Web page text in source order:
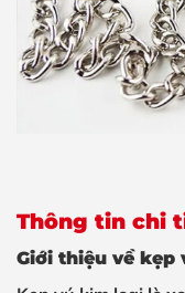
Thông tin chi
Giới thiệu về kẹp